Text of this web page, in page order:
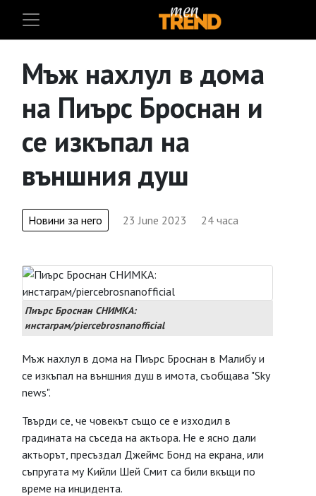
Мъж нахлул в дома
на Пиърс Броснан и
се изкъпал на
външния душ
Новини за него 23 June 2023 24 часа
Пиърс Броснан СНИМКА:
инстаграм/piercebrosnanofficial
Мъж нахлул в дома на Пиърс Броснан в Малибу и
се изкъпал на външния душ в имота, съобщава "Sky
news".
Твърди се, че човекът също се е изходил в
градината на съседа на актьора. Не е ясно дали
актьорът, пресъздал Джеймс Бонд на екрана, или
съпругата му Кийли Шей Смит са били вкъщи по
време на инцидента.